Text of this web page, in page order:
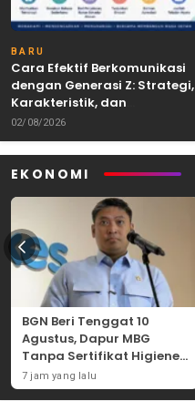
BARU
Cara Efektif Berkomunikasi
dengan Generasi Z: Strategi,
Karakteristik, dan
Tantangannya
02/08/2026
EKONOMI
BGN Beri Tenggat 10
Agustus, Dapur MBG
Tanpa Sertifikat Higiene
Terancam Tutup
Permanen
7 jam yang lalu